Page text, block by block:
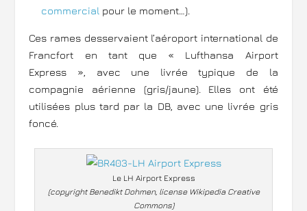
commercial pour le moment…).
Ces rames desservaient l’aéroport international de
Francfort en tant que « Lufthansa Airport
Express », avec une livrée typique de la
compagnie aérienne (gris/jaune). Elles ont été
utilisées plus tard par la DB, avec une livrée gris
foncé.
Le LH Airport Express
(copyright Benedikt Dohmen, license Wikipedia Creative
Commons)